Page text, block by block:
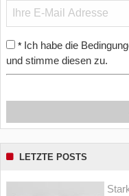
* Ich habe die
und stimme diesen zu.
LETZTE POSTS